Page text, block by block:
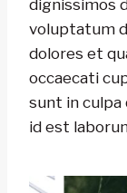
dignissimos
voluptatum
dolores et
occaecati
sunt in culpa
id est